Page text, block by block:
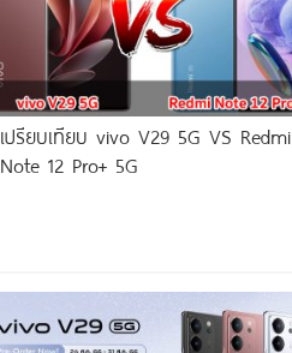
เปรียบเทียบ vivo V29 5G VS Redmi
Note 12 Pro+ 5G